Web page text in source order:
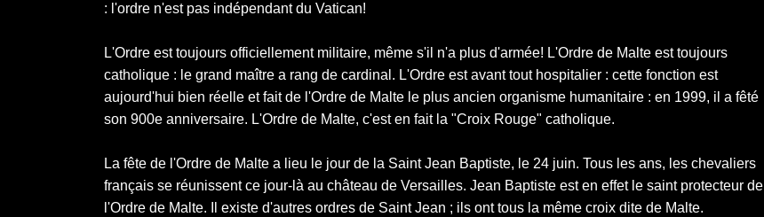
: l'ordre n'est pas indépendant du Vatican!
L'Ordre est toujours officiellement militaire, même s'il n'a plus d'armée! L'Ordre de Malte est toujours
catholique : le grand maître a rang de cardinal. L'Ordre est avant tout hospitalier : cette fonction est
aujourd'hui bien réelle et fait de l'Ordre de Malte le plus ancien organisme humanitaire : en 1999, il a fêté
son 900e anniversaire. L'Ordre de Malte, c'est en fait la "Croix Rouge" catholique.
La fête de l'Ordre de Malte a lieu le jour de la Saint Jean Baptiste, le 24 juin. Tous les ans, les chevaliers
français se réunissent ce jour-là au château de Versailles. Jean Baptiste est en effet le saint protecteur de
l'Ordre de Malte. Il existe d'autres ordres de Saint Jean ; ils ont tous la même croix dite de Malte.